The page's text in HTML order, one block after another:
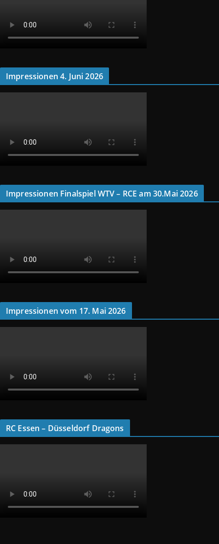
Impressionen 4. Juni 2026
Impressionen Finalspiel WTV – RCE am 30.Mai 2026
Impressionen vom 17. Mai 2026
RC Essen – Düsseldorf Dragons